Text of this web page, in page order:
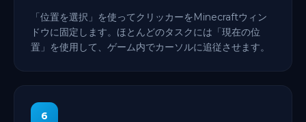
「位置を選択」を使ってクリッカーをMinecraftウィン
ドウに固定します。ほとんどのタスクには「現在の位
置」を使用して、ゲーム内でカーソルに追従させます。
6